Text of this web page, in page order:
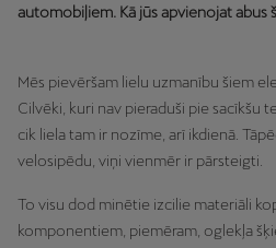
automobiļiem. Kā jūs apvienojat abus
Mēs pievēršam lielu uzmanību šiem
Cilvēki, kuri nav pieraduši pie sacīkšu
cik liela tam ir nozīme, arī ikdienā.
velosipēdu, viņi vienmēr ir pārsteigti.
To visu dod minētie izcilie materiāli
komponentiem, piemēram, oglekļa